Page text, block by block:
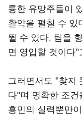
륭한 유망주들이
활약을 펼칠 수 있
뛸 수 있다. 팀을
면 영입할 것이다
그러면서도 "찾지
다"며 명확한 조
흥민의 실력뿐만